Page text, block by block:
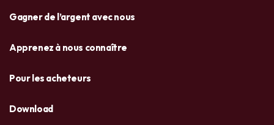
Gagner de l’argent avec nous
Apprenez à nous connaître
Pour les acheteurs
Download